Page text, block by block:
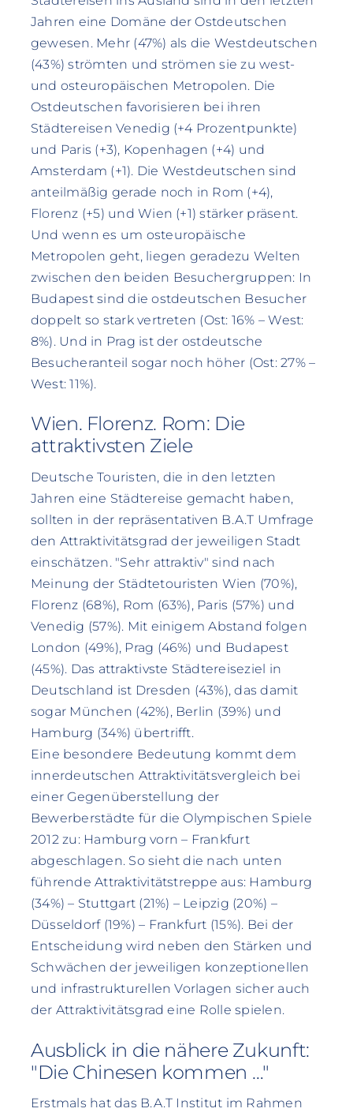
Jahren eine Domäne der Ostdeutschen
gewesen. Mehr (47%) als die Westdeutschen
(43%) strömten und strömen sie zu west-
und osteuropäischen Metropolen. Die
Ostdeutschen favorisieren bei ihren
Städtereisen Venedig (+4 Prozentpunkte)
und Paris (+3), Kopenhagen (+4) und
Amsterdam (+1). Die Westdeutschen sind
anteilmäßig gerade noch in Rom (+4),
Florenz (+5) und Wien (+1) stärker präsent.
Und wenn es um osteuropäische
Metropolen geht, liegen geradezu Welten
zwischen den beiden Besuchergruppen: In
Budapest sind die ostdeutschen Besucher
doppelt so stark vertreten (Ost: 16% – West:
8%). Und in Prag ist der ostdeutsche
Besucheranteil sogar noch höher (Ost: 27% –
West: 11%).
Wien. Florenz. Rom: Die
attraktivsten Ziele
Deutsche Touristen, die in den letzten
Jahren eine Städtereise gemacht haben,
sollten in der repräsentativen B.A.T Umfrage
den Attraktivitätsgrad der jeweiligen Stadt
einschätzen. "Sehr attraktiv" sind nach
Meinung der Städtetouristen Wien (70%),
Florenz (68%), Rom (63%), Paris (57%) und
Venedig (57%). Mit einigem Abstand folgen
London (49%), Prag (46%) und Budapest
(45%). Das attraktivste Städtereiseziel in
Deutschland ist Dresden (43%), das damit
sogar München (42%), Berlin (39%) und
Hamburg (34%) übertrifft.
Eine besondere Bedeutung kommt dem
innerdeutschen Attraktivitätsvergleich bei
einer Gegenüberstellung der
Bewerberstädte für die Olympischen Spiele
2012 zu: Hamburg vorn – Frankfurt
abgeschlagen. So sieht die nach unten
führende Attraktivitätstreppe aus: Hamburg
(34%) – Stuttgart (21%) – Leipzig (20%) –
Düsseldorf (19%) – Frankfurt (15%). Bei der
Entscheidung wird neben den Stärken und
Schwächen der jeweiligen konzeptionellen
und infrastrukturellen Vorlagen sicher auch
der Attraktivitätsgrad eine Rolle spielen.
Ausblick in die nähere Zukunft:
"Die Chinesen kommen …"
Erstmals hat das B.A.T Institut im Rahmen